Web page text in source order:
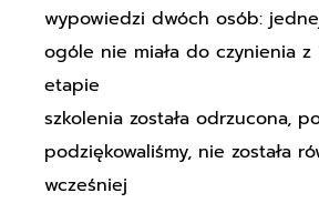
wypowiedzi dwóch osób:
ogóle nie miała do czynienia z
etapie
szkolenia została odrzucona,
podziękowaliśmy, nie została
wcześniej